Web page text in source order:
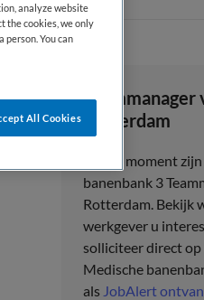
Teammanager
Rotterdam
Op dit moment
banenbank 3
Rotterdam. Bekijk
werkgever u
solliciteer direct op
Medische
als JobAlert
analyze website
the cookies, we only
person. You can
All Cookies